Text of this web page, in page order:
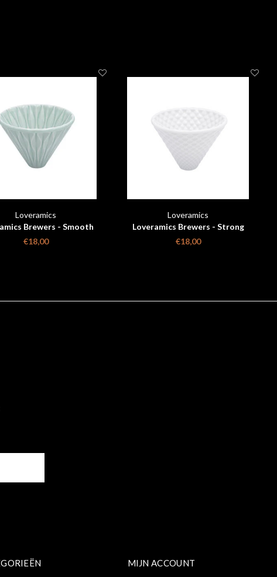
Loveramics
Brewers - Smooth
- Celadon Groen
€18,00
Loveramics
Loveramics Brewers - Strong
Dripper - White
€18,00
MIJN ACCOUNT